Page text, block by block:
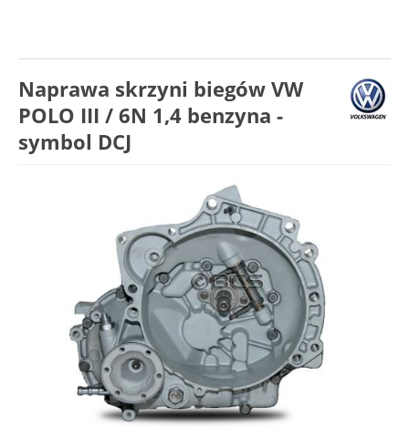
Naprawa skrzyni biegów VW
POLO III / 6N 1,4 benzyna -
symbol DCJ